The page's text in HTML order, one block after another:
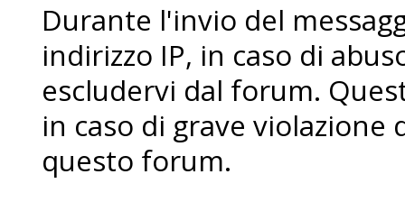
Durante l'invio del
indirizzo IP, in caso di
escludervi dal forum.
in caso di grave
questo forum.